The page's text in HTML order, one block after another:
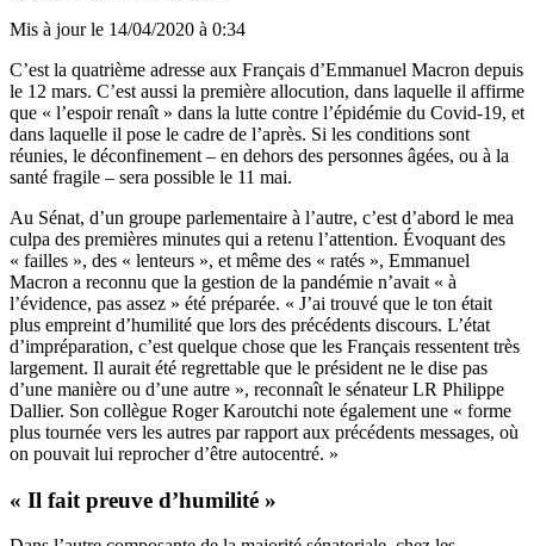
Mis à jour le 14/04/2020 à 0:34
C’est la quatrième adresse aux Français d’Emmanuel Macron depuis
le 12 mars. C’est aussi la première allocution, dans laquelle il affirme
que « l’espoir renaît » dans la lutte contre l’épidémie du Covid-19, et
dans laquelle il pose le cadre de l’après. Si les conditions sont
réunies, le déconfinement – en dehors des personnes âgées, ou à la
santé fragile – sera possible le 11 mai.
Au Sénat, d’un groupe parlementaire à l’autre, c’est d’abord le mea
culpa des premières minutes qui a retenu l’attention. Évoquant des
« failles », des « lenteurs », et même des « ratés », Emmanuel
Macron a reconnu que la gestion de la pandémie n’avait « à
l’évidence, pas assez » été préparée. « J’ai trouvé que le ton était
plus empreint d’humilité que lors des précédents discours. L’état
d’impréparation, c’est quelque chose que les Français ressentent très
largement. Il aurait été regrettable que le président ne le dise pas
d’une manière ou d’une autre », reconnaît le sénateur LR Philippe
Dallier. Son collègue Roger Karoutchi note également une « forme
plus tournée vers les autres par rapport aux précédents messages, où
on pouvait lui reprocher d’être autocentré. »
« Il fait preuve d’humilité »